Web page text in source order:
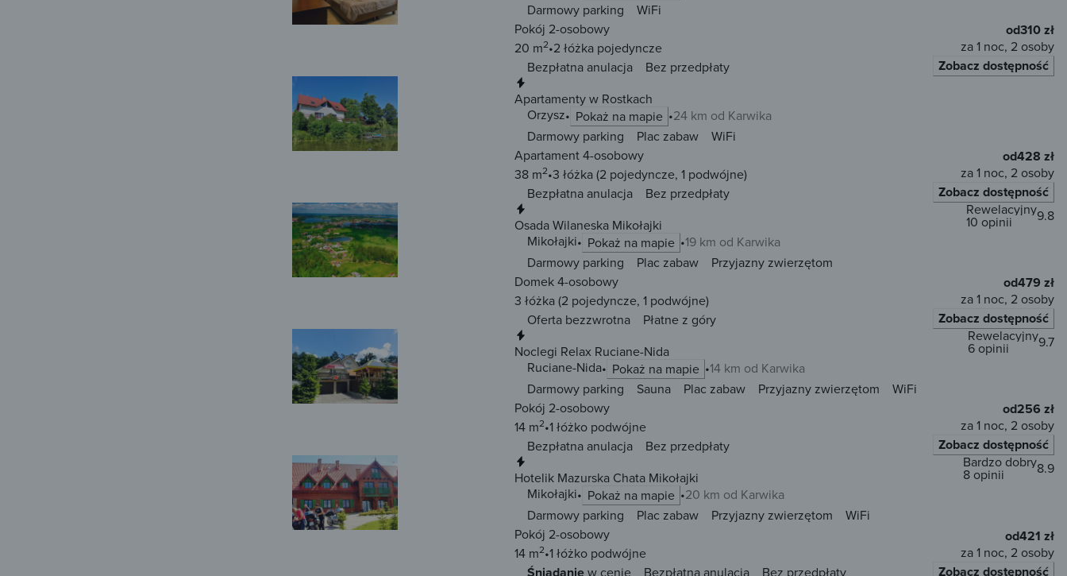
Darmowy parking
WiFi
Pokój 2-osobowy
20 m2 2 łóżka pojedyncze
Bezpłatna anulacja
Bez przedpłaty
od310 zł
za 1 noc, 2 osoby
Zobacz dostępność
Apartamenty w Rostkach
Orzysz
Pokaż na mapie
24 km od Karwika
Darmowy parking
Plac zabaw
WiFi
Apartament 4-osobowy
38 m2 3 łóżka(2 pojedyncze, 1 podwójne)
Bezpłatna anulacja
Bez przedpłaty
od428 zł
za 1 noc, 2 osoby
Zobacz dostępność
Osada Wilaneska Mikołajki
Mikołajki
Pokaż na mapie 19 km od Karwika
9.8
Rewelacyjny
10 opinii
Darmowy parking Plac zabaw
Przyjazny zwierzętom
Domek 4-osobowy
3 łóżka(2 pojedyncze, 1 podwójne)
Oferta bezzwrotna
Płatne z góry
od479 zł
za 1 noc, 2 osoby
Zobacz dostępność
Noclegi Relax Ruciane-Nida
Ruciane-Nida
Pokaż na mapie 14 km od Karwika
9.7
Rewelacyjny
6 opinii
Darmowy parking Sauna Plac zabaw Przyjazny zwierzętom
WiFi
Pokój 2-osobowy
14 m2 1 łóżko podwójne
Bezpłatna anulacja
Bez przedpłaty
od256 zł
za 1 noc, 2 osoby
Zobacz dostępność
Hotelik Mazurska Chata Mikołajki
Mikołajki
Pokaż na mapie 20 km od Karwika
8.9
Bardzo dobry
8 opinii
Darmowy parking Plac zabaw Przyjazny zwierzętom
WiFi
Pokój 2-osobowy
14 m2 1 łóżko podwójne
w cenie Bezpłatna anulacja Bez przedpłaty
od421 zł
za 1 noc, 2 osoby
Zobacz dostępność